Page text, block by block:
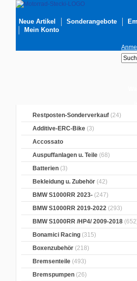
Neue Artikel Sonderangebote
Mein Konto
Restposten-Sonderverkauf (24)
Additive-ERC-Bike (3)
Accossato
Auspuffanlagen u. Teile (68)
Batterien (3)
Bekleidung u. Zubehör (42)
BMW S1000RR 2023- (247)
BMW S1000RR 2019-2022 (293)
BMW S1000RR /HP4/ 2009-2018
Bonamici Racing (315)
Boxenzubehör (218)
Bremsenteile (493)
Bremspumpen (26)